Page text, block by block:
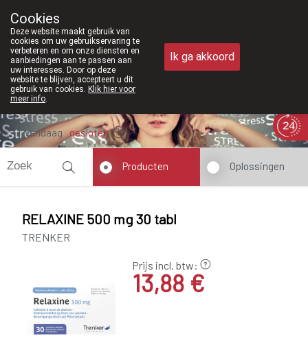
011/610300
Vandaag gesloten
Producten Oplossingen
RELAXINE 500 mg 30 tabl
TRENKER
Prijs incl. btw:
13,88 €
Cookies
Deze website maakt gebruik van
cookies om uw gebruikservaring te
verbeteren en om onze diensten en
aanbiedingen aan te passen aan
uw interesses. Door op deze
website te blijven, accepteert u dit
gebruik van cookies. Klik hier voor
meer info.
Ik ga akkoord